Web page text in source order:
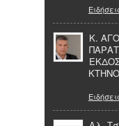
Κ.